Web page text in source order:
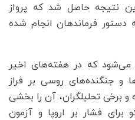
نتیجه حاصل شد که پرواز
فرماندهان انجام شده
که در هفته‌های اخیر
و جنگنده‌های روسی بر فراز
برخی تحلیلگران، آن را بخشی
برای فشار بر اروپا و آزمون